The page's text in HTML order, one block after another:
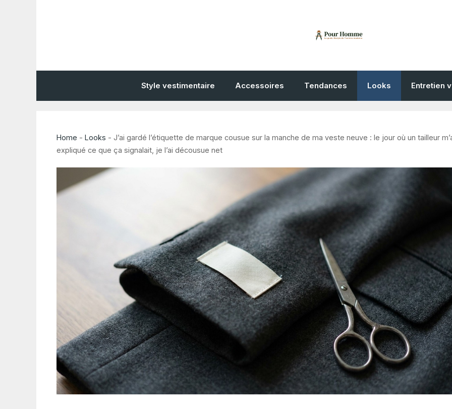
Style vestimentaire Accessoires Tendances Looks Entretien
Home - Looks - J’ai gardé l’étiquette de marque cousue sur la manche de ma veste neuve : le jour où un tailleur
expliqué ce que ça signalait, je l’ai décousue net